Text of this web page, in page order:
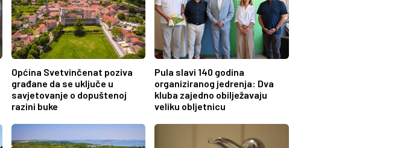
Općina Svetvinčenat poziva
građane da se uključe u
savjetovanje o dopuštenoj
razini buke
Pula slavi 140 godina
organiziranog jedrenja: Dva
kluba zajedno obilježavaju
veliku obljetnicu